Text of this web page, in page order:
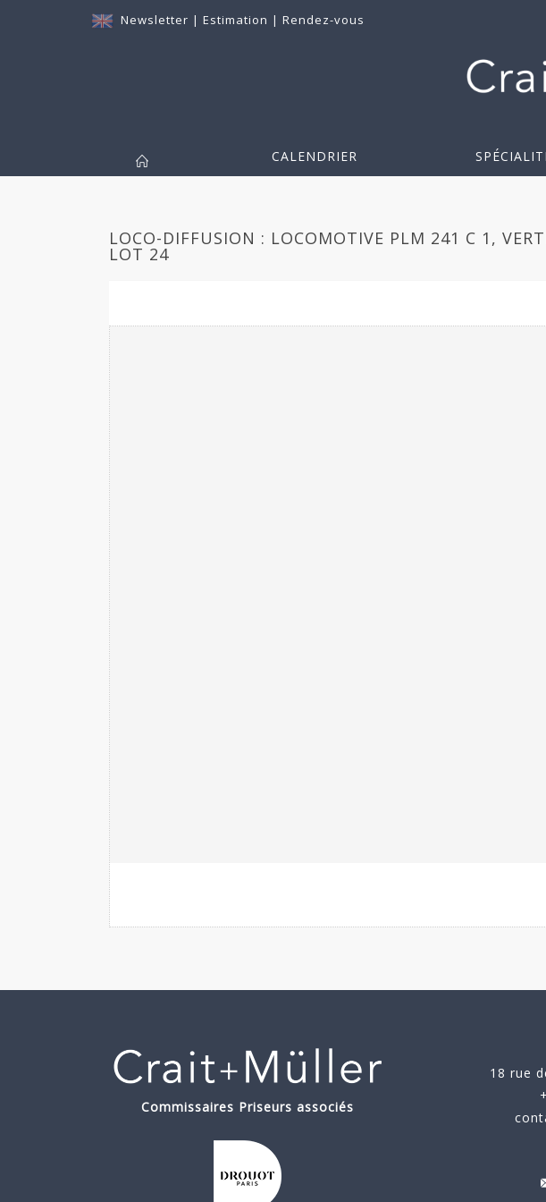
Newsletter | Estimation | Rendez-vous
CALENDRIER
LOCO-DIFFUSION : LOCOMOTIVE PLM 241 C 1,
LOT 24
Commissaires Priseurs associés
18 rue